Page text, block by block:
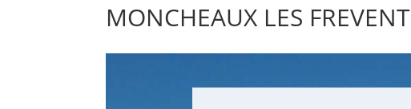
MONCHEAUX LES FREVENT